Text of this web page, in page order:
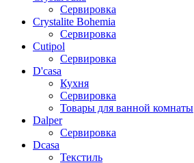
Сервировка
Crystalite Bohemia
Сервировка
Cutipol
Сервировка
D'casa
Кухня
Сервировка
Товары для ванной комнаты
Dalper
Сервировка
Dcasa
Текстиль